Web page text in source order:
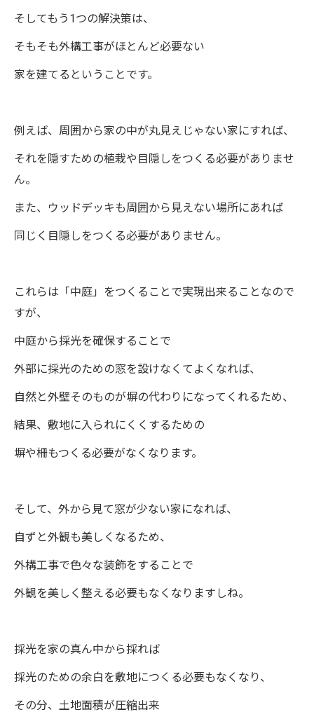
そしてもう1つの解決策は、
そもそも外構工事がほとんど必要ない
家を建てるということです。
例えば、周囲から家の中が丸見えじゃない家にすれば、
それを隠すための植栽や目隠しをつくる必要がありませ
ん。
また、ウッドデッキも周囲から見えない場所にあれば
同じく目隠しをつくる必要がありません。
これらは「中庭」をつくることで実現出来ることなので
すが、
中庭から採光を確保することで
外部に採光のための窓を設けなくてよくなれば、
自然と外壁そのものが塀の代わりになってくれるため、
結果、敷地に入られにくくするための
塀や柵もつくる必要がなくなります。
そして、外から見て窓が少ない家になれば、
自ずと外観も美しくなるため、
外構工事で色々な装飾をすることで
外観を美しく整える必要もなくなりますしね。
採光を家の真ん中から採れば
採光のための余白を敷地につくる必要もなくなり、
その分、土地面積が圧縮出来